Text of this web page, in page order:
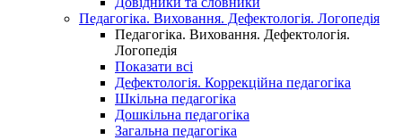
Педагогіка. Виховання. Дефектологія. Логопедія
Педагогіка. Виховання. Дефектологія.
Логопедія
Показати всі
Дефектологія. Коррекційна педагогіка
Шкільна педагогіка
Дошкільна педагогіка
Загальна педагогіка